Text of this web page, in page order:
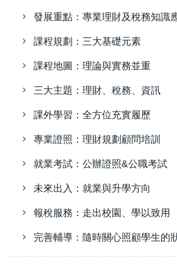
發展重點：專業理財及稅務知識
課程規劃：三大基礎元素
課程地圖：理論與實務並重
三大主題：理財、稅務、資訊
課外學習：全方位充實履歷
專業證照：理財規劃顧問培訓
就業考試：公辦證照&公職考試
未來出入：就業與升學方向
報稅服務：走出校園、學以致用
完善輔導：隨時關心照顧學生的